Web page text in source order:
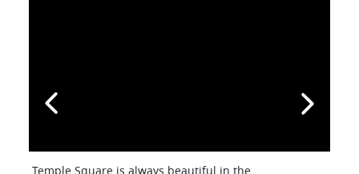
Temple Square is always beautiful in the